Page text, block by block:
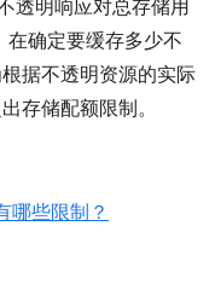
透明响应对总存储用
在确定要缓存多少不
据不透明资源的实际
存储配额限制。
哪些限制？